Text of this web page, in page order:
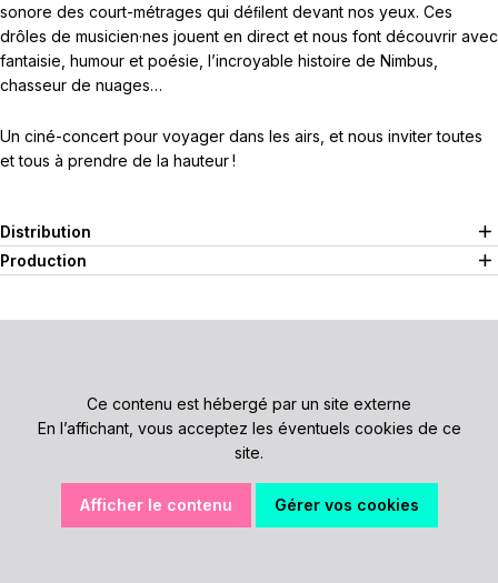
sonore des court-métrages qui déﬁlent devant nos yeux. Ces
drôles de musicien·nes jouent en direct et nous font découvrir avec
fantaisie, humour et poésie, l’incroyable histoire de Nimbus,
chasseur de nuages…
Un ciné-concert pour voyager dans les airs, et nous inviter toutes
et tous à prendre de la hauteur !
Distribution
Production
Ce contenu est hébergé par un site externe
En l’affichant, vous acceptez les éventuels cookies de ce
site.
Afficher le contenu Gérer vos cookies